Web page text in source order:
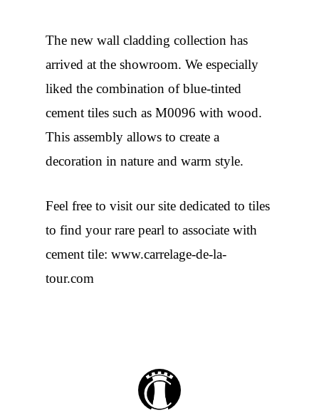
The new wall cladding collection has
arrived at the showroom. We especially
liked the combination of blue-tinted
cement tiles such as M0096 with wood.
This assembly allows to create a
decoration in nature and warm style.
Feel free to visit our site dedicated to tiles
to find your rare pearl to associate with
cement tile: www.carrelage-de-la-
tour.com